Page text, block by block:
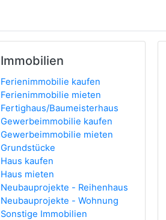
Immobilien
Ferienimmobilie kaufen
Ferienimmobilie mieten
Fertighaus/Baumeisterhaus
Gewerbeimmobilie kaufen
Gewerbeimmobilie mieten
Grundstücke
Haus kaufen
Haus mieten
Neubauprojekte - Reihenhaus
Neubauprojekte - Wohnung
Sonstige Immobilien